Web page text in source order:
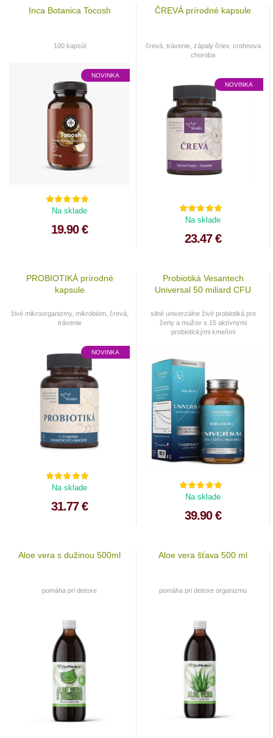
Inca Botanica Tocosh
100 kapsúl
NOVINKA
Na sklade
19.90 €
ČREVÁ prírodné kapsule
črevá, trávenie, zápaly čriev, crohnova
choroba
NOVINKA
Na sklade
23.47 €
PROBIOTIKÁ prírodné
kapsule
živé mikroorganizmy, mikrobióm, črevá,
trávenie
NOVINKA
Na sklade
31.77 €
Probiotiká Vesantech
Universal 50 miliard CFU
silné univerzálne živé probiotiká pre
ženy a mužov s 15 aktívnymi
probiotickými kmeňmi
Na sklade
39.90 €
Aloe vera s dužinou 500ml
pomáha pri detoxe
Aloe vera šťava 500 ml
pomáha pri detoxe organizmu